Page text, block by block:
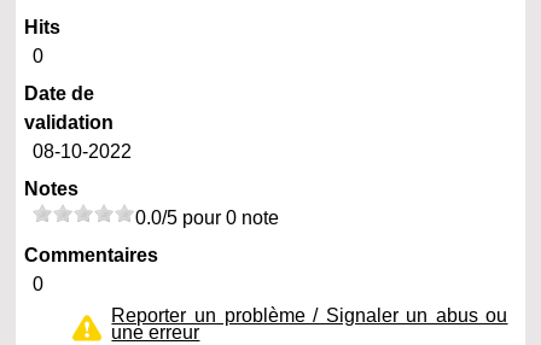
Hits
0
Date de
validation
08-10-2022
Notes
0.0/5 pour 0 note
Commentaires
0
Reporter un problème / Signaler un abus ou
une erreur